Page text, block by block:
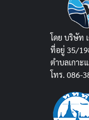
โดย บริษัท
ที่อยู่ 35/
ตำบลเกาะ
โทร. 086-